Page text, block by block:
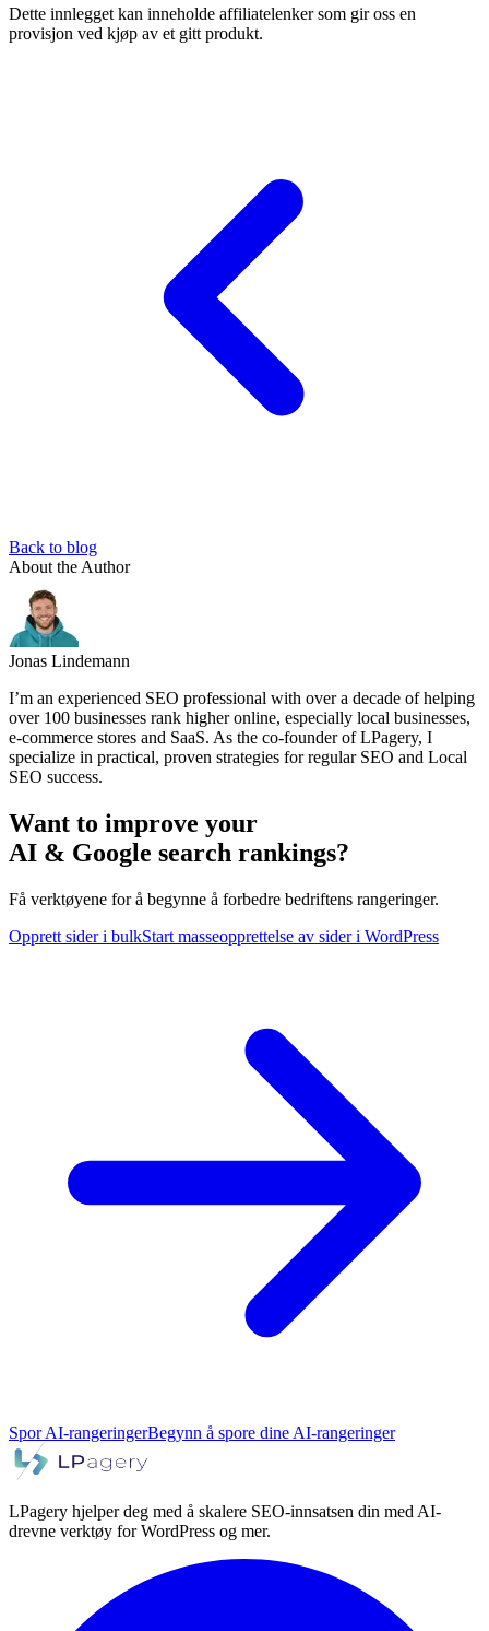
Dette innlegget kan inneholde affiliatelenker som gir oss en
provisjon ved kjøp av et gitt produkt.
Back to blog
About the Author
Jonas Lindemann
I’m an experienced SEO professional with over a decade of helping
over 100 businesses rank higher online, especially local businesses,
e-commerce stores and SaaS. As the co-founder of LPagery, I
specialize in practical, proven strategies for regular SEO and Local
SEO success.
Want to improve your
AI & Google search rankings?
Få verktøyene for å begynne å forbedre bedriftens rangeringer.
Opprett sider i bulkStart masseopprettelse av sider i WordPress
Spor AI-rangeringerBegynn å spore dine AI-rangeringer
LPagery hjelper deg med å skalere SEO-innsatsen din med AI-
drevne verktøy for WordPress og mer.